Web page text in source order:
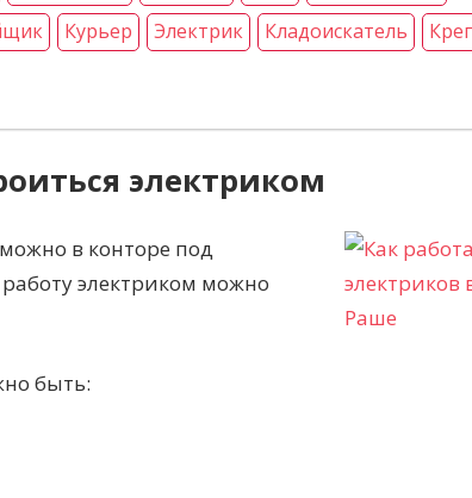
Курьер Электрик Кладоискатель
электриком
в конторе под
электриком можно
быть: